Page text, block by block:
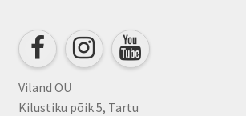
Viland OÜ
Kilustiku põik 5, Tartu